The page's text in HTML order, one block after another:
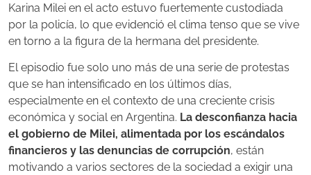
Karina Milei en el acto estuvo fuertemente custodiada
por la policía, lo que evidenció el clima tenso que se vive
en torno a la figura de la hermana del presidente.
El episodio fue solo uno más de una serie de protestas
que se han intensificado en los últimos días,
especialmente en el contexto de una creciente crisis
económica y social en Argentina. La desconfianza hacia
el gobierno de Milei, alimentada por los escándalos
financieros y las denuncias de corrupción, están
motivando a varios sectores de la sociedad a exigir una